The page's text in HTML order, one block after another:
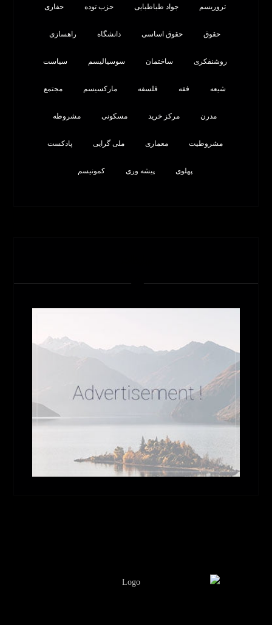
تروریسم جواد طباطبایی حزب توده حفاری
حقوق حقوق اساسی دانشگاه راهسازی
روشنفکری ساختمان سوسیالیسم سیاست
شیعه فقه فلسفه مارکسیسم مجتمع
مدرن مرکز خرید مسکونی مشروطه
مشروطیت معماری ملی گرایی پادکست
پهلوی پیشه وری کمونیسم